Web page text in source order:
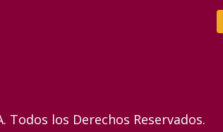
Todos los Derechos Reservados.